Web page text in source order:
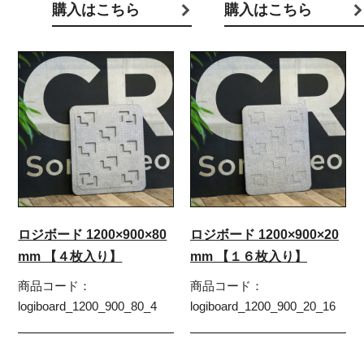
購入はこちら 購入はこちら
ロジボード 1200×900×80
mm 【４枚入り】
商品コード：
logiboard_1200_900_80_4
ロジボード 1200×900×20
mm 【１６枚入り】
商品コード：
logiboard_1200_900_20_16